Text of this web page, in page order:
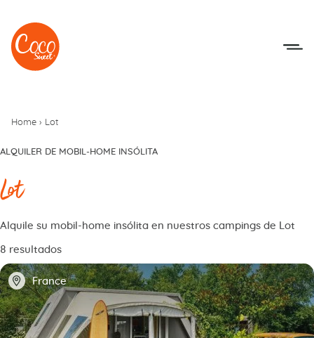
Ir al menú
Ir a los contenidos
Home › Lot
ALQUILER DE MOBIL-HOME INSÓLITA
Lot
Alquile su mobil-home insólita en nuestros campings de Lot
8 resultados
📍 France